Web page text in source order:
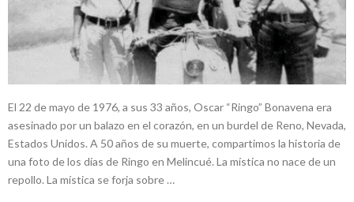
El 22 de mayo de 1976, a sus 33 años, Oscar “Ringo” Bonavena era
asesinado por un balazo en el corazón, en un burdel de Reno, Nevada,
Estados Unidos. A 50 años de su muerte, compartimos la historia de
una foto de los días de Ringo en Melincué. La mística no nace de un
repollo. La mística se forja sobre …